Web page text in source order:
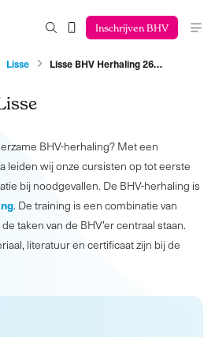
Inschrijven BHV
Lisse Lisse BHV Herhaling 26…
BHV-herhaling? Met een
leiden wij onze cursisten op tot eerste
bij noodgevallen. De BHV-herhaling is
. De training is een combinatie van
taken van de BHV’er centraal staan.
literatuur en certificaat zijn bij de